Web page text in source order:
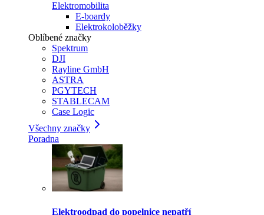
Elektromobilita
E-boardy
Elektrokoloběžky
Oblíbené značky
Spektrum
DJI
Rayline GmbH
ASTRA
PGYTECH
STABLECAM
Case Logic
Všechny značky
Poradna
Elektroodpad do popelnice nepatří